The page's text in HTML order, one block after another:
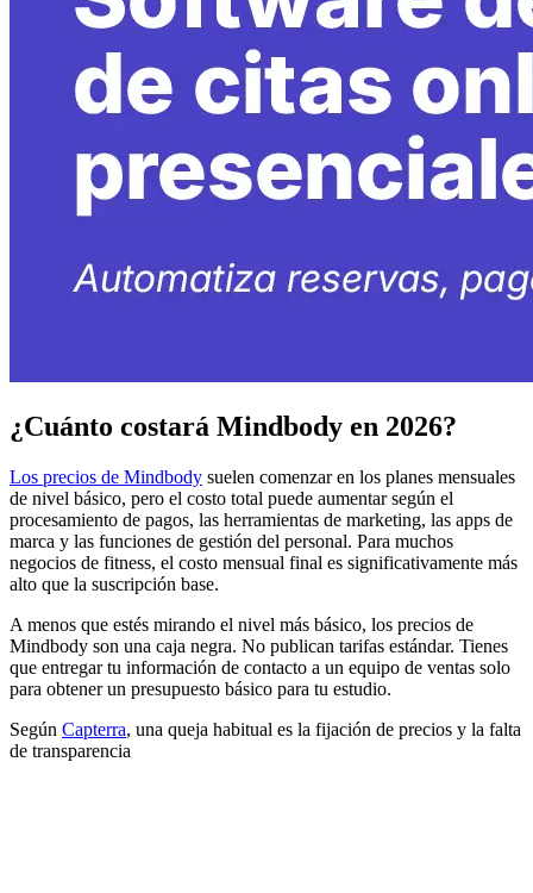
¿Cuánto costará Mindbody en 2026?
Los precios de Mindbody suelen comenzar en los planes mensuales
de nivel básico, pero el costo total puede aumentar según el
procesamiento de pagos, las herramientas de marketing, las apps de
marca y las funciones de gestión del personal. Para muchos
negocios de fitness, el costo mensual final es significativamente más
alto que la suscripción base.
A menos que estés mirando el nivel más básico, los precios de
Mindbody son una caja negra. No publican tarifas estándar. Tienes
que entregar tu información de contacto a un equipo de ventas solo
para obtener un presupuesto básico para tu estudio.
Según Capterra, una queja habitual es la fijación de precios y la falta
de transparencia